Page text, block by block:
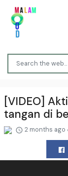
[VIDEO]
tangan di
2 months ago